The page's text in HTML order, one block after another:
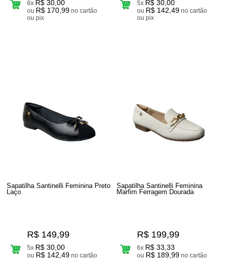
6x R$ 30,00
ou R$ 170,99 no cartão
ou pix
5x R$ 30,00
ou R$ 142,49 no cartão
ou pix
Sapatilha Santinelli Feminina Preto
Laço
R$ 149,99
5x R$ 30,00
ou R$ 142,49 no cartão
Sapatilha Santinelli Feminina
Marfim Ferragem Dourada
R$ 199,99
6x R$ 33,33
ou R$ 189,99 no cartão